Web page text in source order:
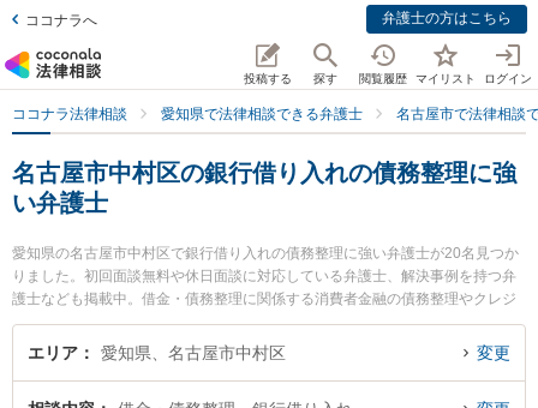
ココナラへ 弁護士の方はこちら
投稿する 探す 閲覧履歴 マイリスト ログイン
ココナラ法律相談 愛知県で法律相談できる弁護士 名古屋市で法律相談
名古屋市中村区の銀行借り入れの債務整理に強
い弁護士
愛知県の名古屋市中村区で銀行借り入れの債務整理に強い弁護士が20名見つか
りました。初回面談無料や休日面談に対応している弁護士、解決事例を持つ弁
護士なども掲載中。借金・債務整理に関係する消費者金融の債務整理やクレジ
ット会社の債務整理、リボ払いの債務整理等の細かな分野での絞り込み検索も
でき便利です。特に弁護士法人プロテクトスタンス 名古屋事務所の菊入 誠一弁
エリア 愛知県、名古屋市中村区 変更